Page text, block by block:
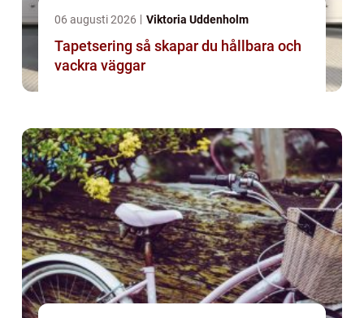
06 augusti 2026 Viktoria Uddenholm
Tapetsering så skapar du hållbara och
vackra väggar